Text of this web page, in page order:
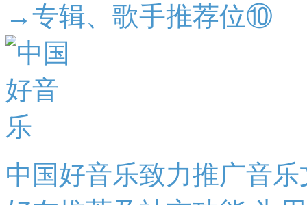
→专辑、歌手推荐位⑩
中国好音乐致力推广音